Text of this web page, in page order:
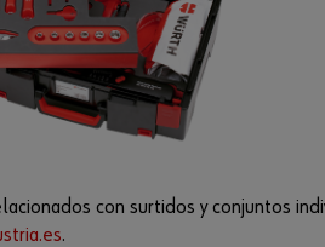
¿Ha
olvida
do su
acceso
con surtidos y conjuntos
.